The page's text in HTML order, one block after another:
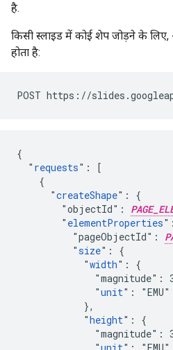
है.
किसी स्लाइड में कोई शेप जोड़ने के लिए,
होता है:
POST https://
{
  "
requests": [
    {
      "
createShape": {
        "objectId":
        "
elementProperties
          "pageObjectId":
          "
size": {
            "
width": {
"magnitude":
              "
unit": "EMU"
            },
            "
height": {
"magnitude":